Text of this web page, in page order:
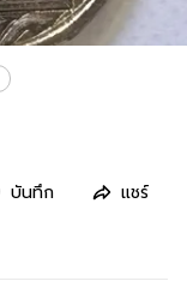
บันทึก แชร์